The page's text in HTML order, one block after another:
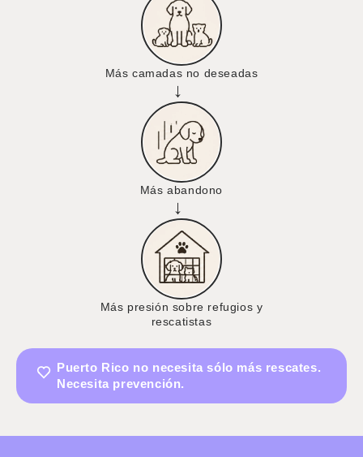
Más camadas no deseadas
→
Más abandono
→
Más presión sobre refugios y
rescatistas
Puerto Rico no necesita sólo más rescates.
Necesita prevención.